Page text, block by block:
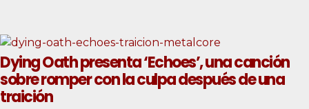
Dying Oath presenta ‘Echoes’, una canción
sobre romper con la culpa después de una
traición